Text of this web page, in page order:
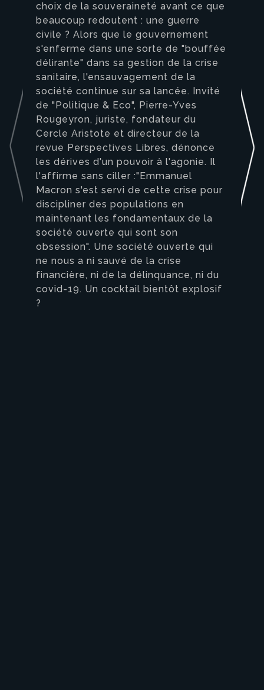
choix de la souveraineté avant ce que
beaucoup redoutent : une guerre
civile ? Alors que le gouvernement
s'enferme dans une sorte de "bouffée
délirante" dans sa gestion de la crise
sanitaire, l'ensauvagement de la
société continue sur sa lancée. Invité
de "Politique & Eco", Pierre-Yves
Rougeyron, juriste, fondateur du
Cercle Aristote et directeur de la
revue Perspectives Libres, dénonce
les dérives d'un pouvoir à l'agonie. Il
l'affirme sans ciller :"Emmanuel
Macron s'est servi de cette crise pour
discipliner des populations en
maintenant les fondamentaux de la
société ouverte qui sont son
obsession". Une société ouverte qui
ne nous a ni sauvé de la crise
financière, ni de la délinquance, ni du
covid-19. Un cocktail bientôt explosif
?